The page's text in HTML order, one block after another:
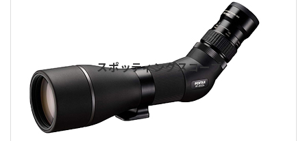
スポッティングスコープ